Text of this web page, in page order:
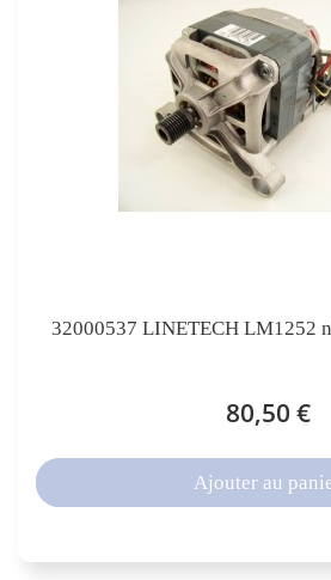
32000537 LINETECH LM1252
80,50 €
Ajouter au